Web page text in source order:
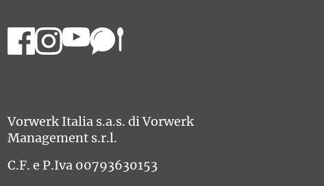
Vorwerk Italia s.a.s. di Vorwerk
Management s.r.l.
C.F. e P.Iva 00793630153